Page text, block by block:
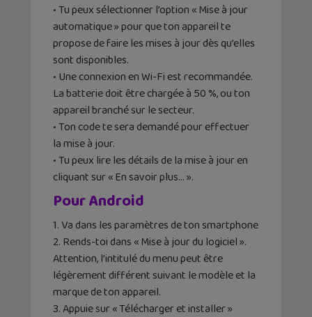
• Tu peux sélectionner l’option « Mise à jour
automatique » pour que ton appareil te
propose de faire les mises à jour dès qu’elles
sont disponibles.
• Une connexion en Wi-Fi est recommandée.
La batterie doit être chargée à 50 %, ou ton
appareil branché sur le secteur.
• Ton code te sera demandé pour effectuer
la mise à jour.
• Tu peux lire les détails de la mise à jour en
cliquant sur « En savoir plus… ».
Pour Android
1. Va dans les paramètres de ton smartphone
2. Rends-toi dans « Mise à jour du logiciel ».
Attention, l’intitulé du menu peut être
légèrement différent suivant le modèle et la
marque de ton appareil.
3. Appuie sur « Télécharger et installer »